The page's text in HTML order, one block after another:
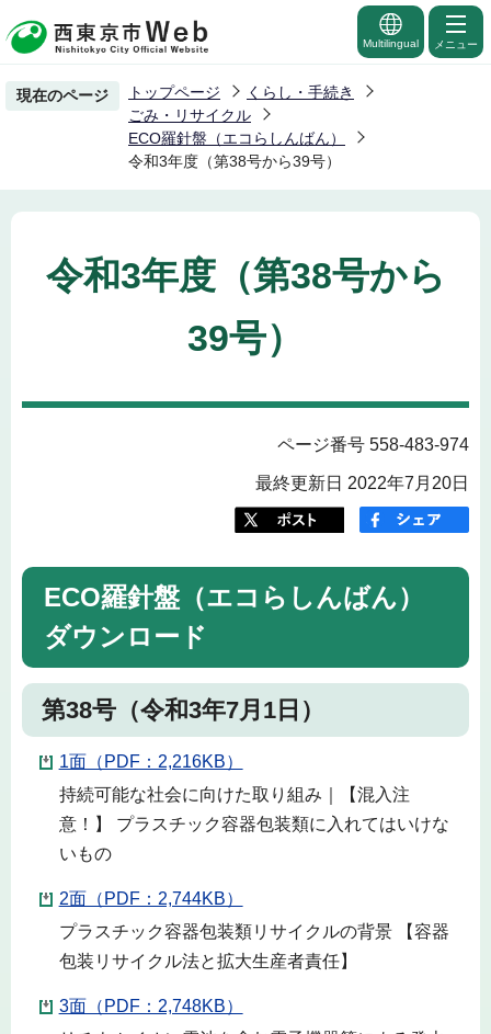
の
ー
先
頭
Multilingual メニュー
現在のページ トップページ
くらし・手続き
ごみ・リサイクル
ECO羅針盤（エコらしんばん）
令和3年度（第38号から39号）
令和3年度（第38号から
39号）
ページ番号 558-483-974
最終更新日 2022年7月20日
ECO羅針盤（エコらしんばん）
ダウンロード
第38号（令和3年7月1日）
1面（PDF：2,216KB）
持続可能な社会に向けた取り組み｜【混入注
意！】 プラスチック容器包装類に入れてはいけな
いもの
2面（PDF：2,744KB）
プラスチック容器包装類リサイクルの背景 【容器
包装リサイクル法と拡大生産者責任】
3面（PDF：2,748KB）